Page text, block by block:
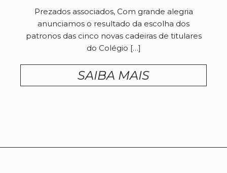
Prezados associados, Com grande alegria
anunciamos o resultado da escolha dos
patronos das cinco novas cadeiras de titulares
do Colégio […]
SAIBA MAIS